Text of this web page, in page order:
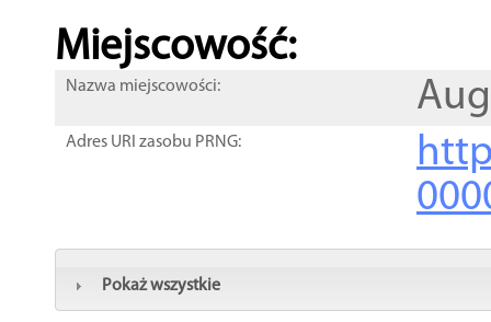
Miejscowość:
Nazwa miejscowości:
Adres URI zasobu PRNG:
Pokaż wszystkie